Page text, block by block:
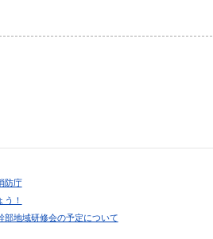
防庁
！
部地域研修会の予定について